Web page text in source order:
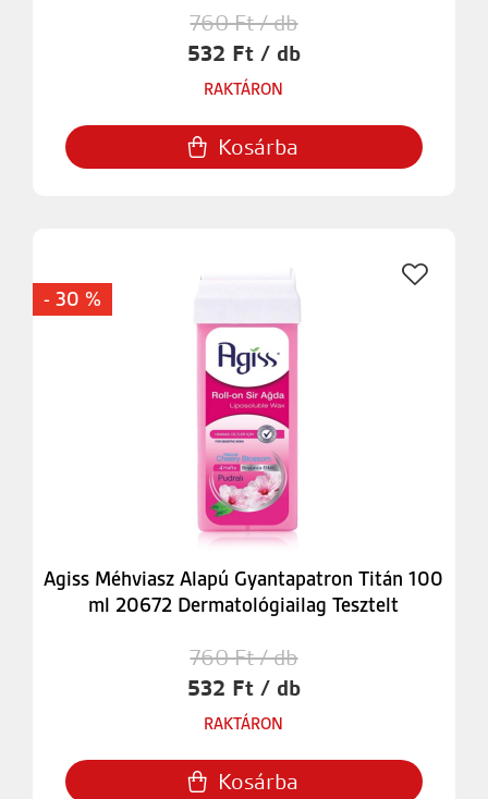
760 Ft / db
532 Ft / db
RAKTÁRON
Kosárba
- 30 %
Agiss Méhviasz Alapú Gyantapatron Titán 100
ml 20672 Dermatológiailag Tesztelt
760 Ft / db
532 Ft / db
RAKTÁRON
Kosárba